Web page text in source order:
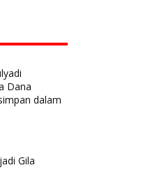
Dana
dalam
Gila